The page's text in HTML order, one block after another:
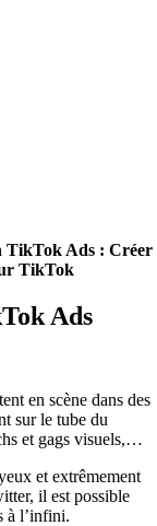
TikTok Ads : Créer
TikTok
Ads
en scène dans des
sur le tube du
et gags visuels,…
et extrêmement
il est possible
à l’infini.